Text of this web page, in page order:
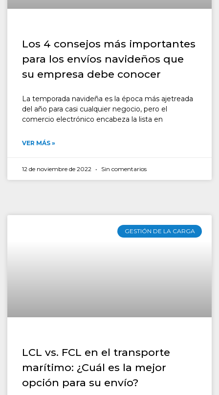
Los 4 consejos más importantes
para los envíos navideños que
su empresa debe conocer
La temporada navideña es la época más ajetreada
del año para casi cualquier negocio, pero el
comercio electrónico encabeza la lista en
VER MÁS »
12 de noviembre de 2022 Sin comentarios
GESTIÓN DE LA CARGA
LCL vs. FCL en el transporte
marítimo: ¿Cuál es la mejor
opción para su envío?